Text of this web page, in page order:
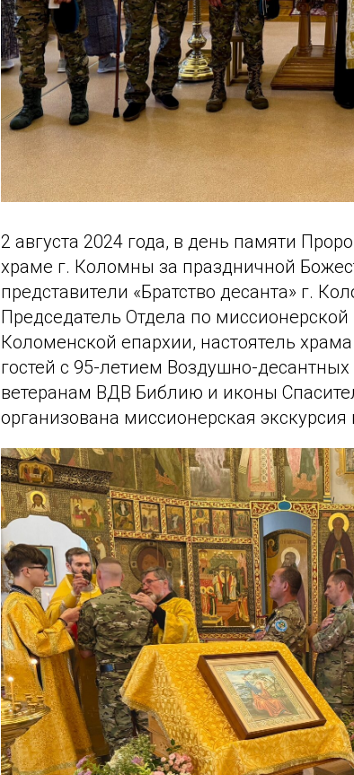
2 августа 2024 года, в день памяти
храме г. Коломны за праздничной
представители «Братство десанта» г.
Председатель Отдела по
Коломенской епархии, настоятель
гостей с 95-летием Воздушно-
ветеранам ВДВ Библию и иконы
организована миссионерская